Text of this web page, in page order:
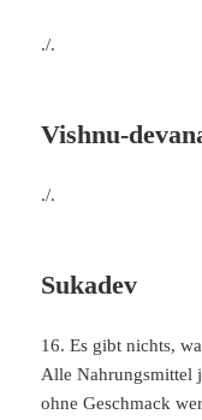
./.
Vishnu-
./.
Sukadev
16. Es gibt nichts,
Alle Nahrungsmittel
ohne Geschmack